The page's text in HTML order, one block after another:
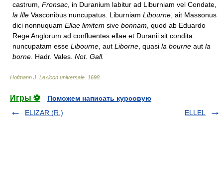
castrum, Fronsac , in Duranium labitur ad Liburniam vel Condate,
la Ille Vasconibus nuncupatus. Liburniam Libourne , ait Massonus
dici nonnuquam Ellae limitem sive bonnam , quod ab Eduardo
Rege Anglorum ad confluentes ellae et Duranii sit condita:
nuncupatam esse Libourne , aut Liborne , quasi la bourne aut la
borne . Hadr. Vales. Not. Gall.
Hofmann J. Lexicon universale 1698
Игры ⚽
Поможем написать курсовую
ELIZAR (R.)
ELLEL